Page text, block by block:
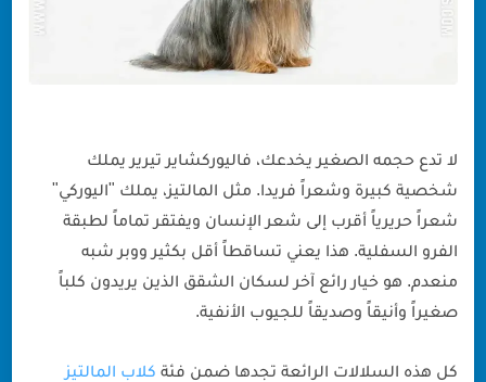
لا تدع حجمه الصغير يخدعك، فاليوركشاير تيرير يملك
شخصية كبيرة وشعراً فريدا. مثل المالتيز، يملك "اليوركي"
شعراً حريرياً أقرب إلى شعر الإنسان ويفتقر تماماً لطبقة
الفرو السفلية. هذا يعني تساقطاً أقل بكثير ووبر شبه
منعدم. هو خيار رائع آخر لسكان الشقق الذين يريدون كلباً
صغيراً وأنيقاً وصديقاً للجيوب الأنفية.
كل هذه السلالات الرائعة تجدها ضمن فئة كلاب المالتيز